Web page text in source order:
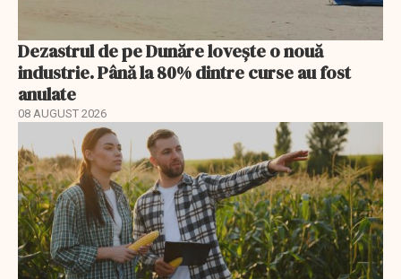
Dezastrul de pe Dunăre lovește o nouă
industrie. Până la 80% dintre curse au fost
anulate
08 AUGUST 2026